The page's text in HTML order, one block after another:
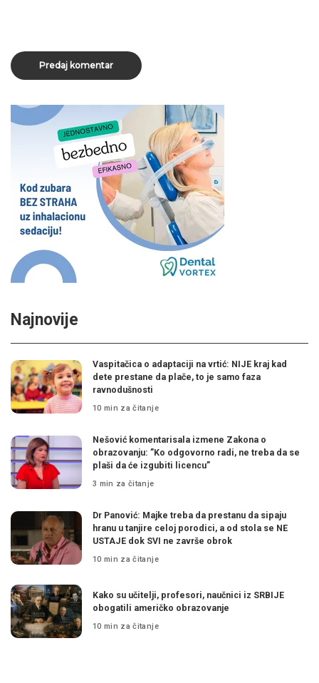
Najnovije
Vaspitačica o adaptaciji na vrtić: NIJE kraj kad
dete prestane da plače, to je samo faza
ravnodušnosti
10 min za čitanje
Nešović komentarisala izmene Zakona o
obrazovanju: ”Ko odgovorno radi, ne treba da se
plaši da će izgubiti licencu”
3 min za čitanje
Dr Panović: Majke treba da prestanu da sipaju
hranu u tanjire celoj porodici, a od stola se NE
USTAJE dok SVI ne završe obrok
10 min za čitanje
Kako su učitelji, profesori, naučnici iz SRBIJE
obogatili američko obrazovanje
10 min za čitanje